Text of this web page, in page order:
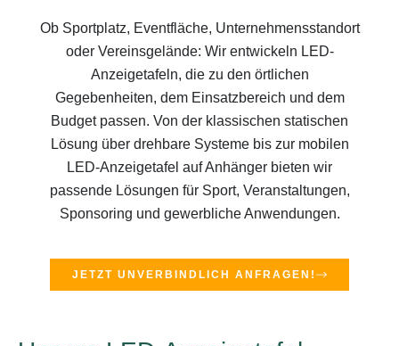
Ob Sportplatz, Eventfläche, Unternehmensstandort
oder Vereinsgelände: Wir entwickeln LED-
Anzeigetafeln, die zu den örtlichen
Gegebenheiten, dem Einsatzbereich und dem
Budget passen. Von der klassischen statischen
Lösung über drehbare Systeme bis zur mobilen
LED-Anzeigetafel auf Anhänger bieten wir
passende Lösungen für Sport, Veranstaltungen,
Sponsoring und gewerbliche Anwendungen.
JETZT UNVERBINDLICH ANFRAGEN!